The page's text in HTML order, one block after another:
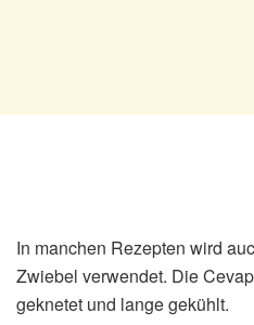
In manchen Rezepten wird
Zwiebel verwendet. Die
geknetet und lange gekühlt.